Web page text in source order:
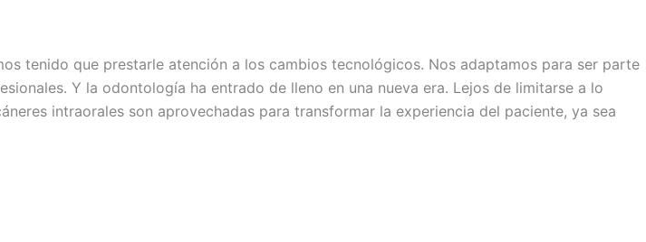
tenido que prestarle atención a los cambios tecnológicos. Nos adaptamos para ser parte
Y la odontología ha entrado de lleno en una nueva era. Lejos de limitarse a lo
intraorales son aprovechadas para transformar la experiencia del paciente, ya sea